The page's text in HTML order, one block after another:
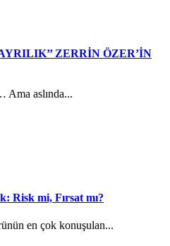
ZERRİN ÖZER’İN
Ama aslında...
Risk mi, Fırsat mı?
en çok konuşulan...